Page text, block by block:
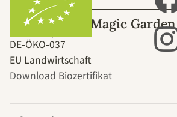
Über Magic Garden
DE‑ÖKO‑037
EU Landwirtschaft
Download Biozertifikat